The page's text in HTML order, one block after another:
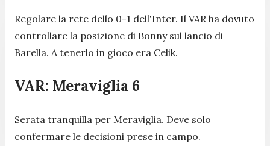
Regolare la rete dello 0-1 dell'Inter. Il VAR ha dovuto
controllare la posizione di Bonny sul lancio di
Barella. A tenerlo in gioco era Celik.
VAR: Meraviglia 6
Serata tranquilla per Meraviglia. Deve solo
confermare le decisioni prese in campo.